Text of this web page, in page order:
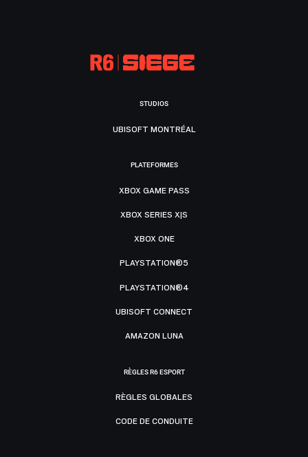
STUDIOS
UBISOFT MONTRÉAL
PLATEFORMES
XBOX GAME PASS
XBOX SERIES X|S
XBOX ONE
PLAYSTATION®5
PLAYSTATION®4
UBISOFT CONNECT
AMAZON LUNA
RÈGLES R6 ESPORT
RÈGLES GLOBALES
CODE DE CONDUITE